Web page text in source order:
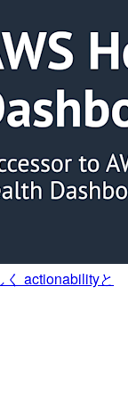
actionabilityと